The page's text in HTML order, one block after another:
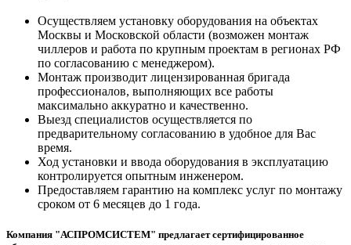
Осуществляем установку оборудования на объектах
Москвы и Московской области (возможен монтаж
чиллеров и работа по крупным проектам в регионах РФ
по согласованию с менеджером).
Монтаж производит лицензированная бригада
профессионалов, выполняющих все работы
максимально аккуратно и качественно.
Выезд специалистов осуществляется по
предварительному согласованию в удобное для Вас
время.
Ход установки и ввода оборудования в эксплуатацию
контролируется опытным инженером.
Предоставляем гарантию на комплекс услуг по монтажу
сроком от 6 месяцев до 1 года.
Компания "АСПРОМСИСТЕМ" предлагает сертифицированное